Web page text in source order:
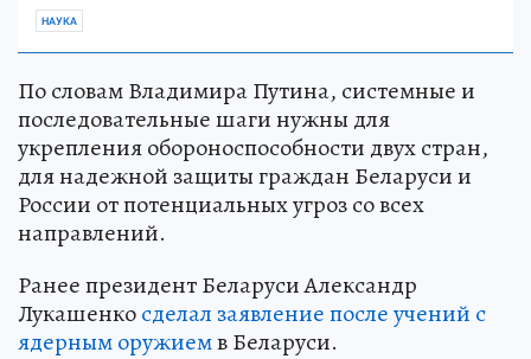
НАУКА
По словам Владимира Путина, системные и
последовательные шаги нужны для
укрепления обороноспособности двух стран,
для надежной защиты граждан Беларуси и
России от потенциальных угроз со всех
направлений.
Ранее президент Беларуси Александр
Лукашенкосделал заявление после учений с
ядерным оружиемв Беларуси.